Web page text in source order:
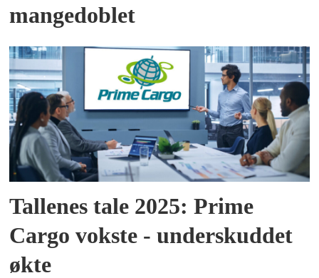
mangedoblet
Tallenes tale 2025: Prime
Cargo vokste - underskuddet
økte